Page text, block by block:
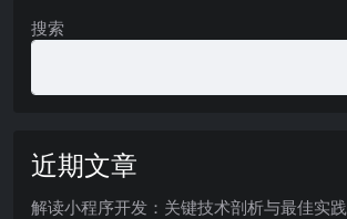
搜索
近期文章
解读小程序开发：关键技术剖析与最佳实践